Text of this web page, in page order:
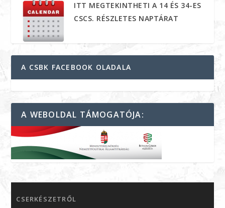
ITT MEGTEKINTHETI A 14 ÉS 34-ES
CSCS. RÉSZLETES NAPTÁRAT
A CSBK FACEBOOK OLADALA
A WEBOLDAL TÁMOGATÓJA:
CSERKÉSZETRŐL